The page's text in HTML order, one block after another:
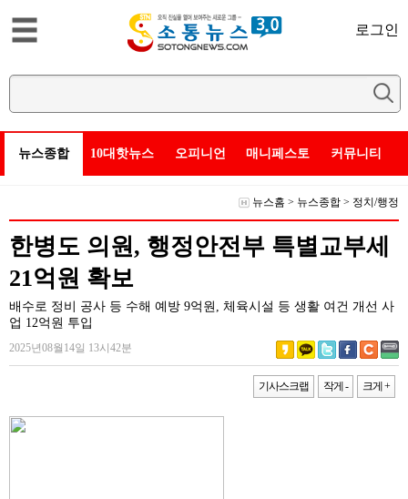
로그인
뉴스종합 10대핫뉴스 오피니언 매니페스토 커뮤니티
뉴스홈 > 뉴스종합 > 정치/행정
한병도 의원, 행정안전부 특별교부세
21억원 확보
배수로 정비 공사 등 수해 예방 9억원, 체육시설 등 생활 여건 개선 사
업 12억원 투입
2025년08월14일 13시42분
기사스크랩 작게 - 크게 +